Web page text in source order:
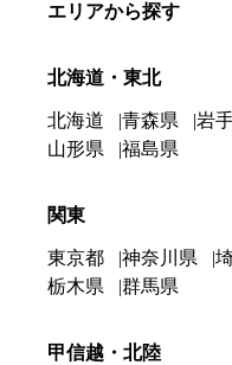
エリアから探す
北海道・東北
北海道 青森県 岩
山形県
福島県
関東
東京都 神奈川県
栃木県
群馬県
甲信越・北陸